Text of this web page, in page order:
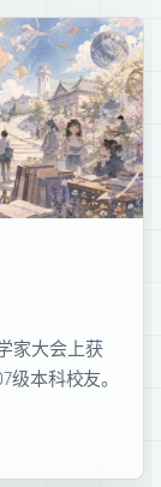
家大会上获
本科校友。